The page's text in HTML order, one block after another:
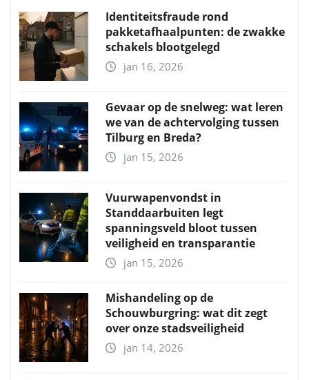
Identiteitsfraude rond
pakketafhaalpunten: de zwakke
schakels blootgelegd
jan 16, 2026
Gevaar op de snelweg: wat leren
we van de achtervolging tussen
Tilburg en Breda?
jan 15, 2026
Vuurwapenvondst in
Standdaarbuiten legt
spanningsveld bloot tussen
veiligheid en transparantie
jan 15, 2026
Mishandeling op de
Schouwburgring: wat dit zegt
over onze stadsveiligheid
jan 14, 2026